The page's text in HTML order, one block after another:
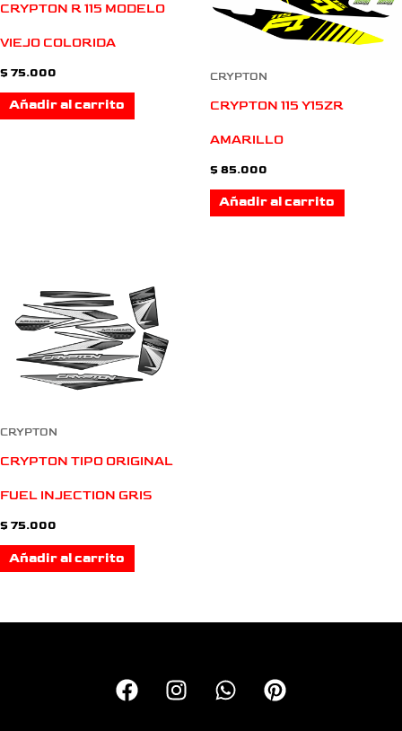
CRYPTON R 115 MODELO
VIEJO COLORIDA
$ 75.000
Añadir al carrito
CRYPTON
CRYPTON 115 Y15ZR
AMARILLO
$ 85.000
Añadir al carrito
CRYPTON
CRYPTON TIPO ORIGINAL
FUEL INJECTION GRIS
$ 75.000
Añadir al carrito